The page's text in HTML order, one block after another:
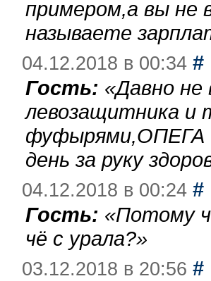
примером,а вы не
называете
04.12.2018 в 00:34 #
Гость: «Давно не
левозащитника и
фуфырями,ОПЕГА
день за руку
04.12.2018 в 00:24 #
Гость: «Потому
чё с урала?»
03.12.2018 в 20:56 #